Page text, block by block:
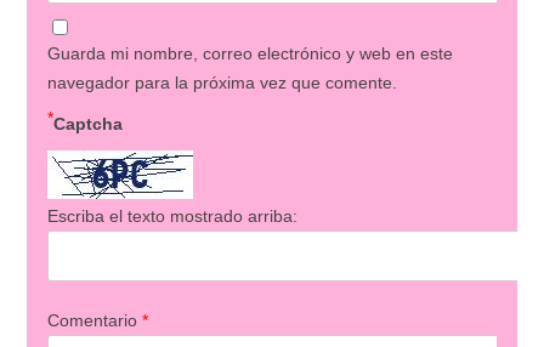
Guarda mi nombre, correo electrónico y web en este
navegador para la próxima vez que comente.
Captcha
*
Escriba el texto mostrado arriba:
Comentario *